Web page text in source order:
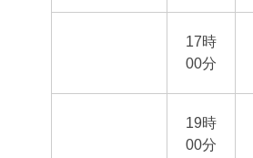
17時
00分
19時
00分